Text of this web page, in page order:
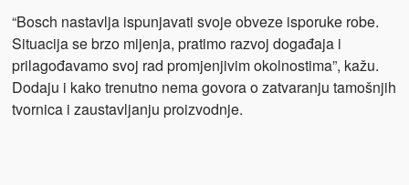
“Bosch nastavlja ispunjavati svoje obveze isporuke robe.
Situacija se brzo mijenja, pratimo razvoj događaja i
prilagođavamo svoj rad promjenjivim okolnostima”, kažu.
Dodaju i kako trenutno nema govora o zatvaranju tamošnjih
tvornica i zaustavljanju proizvodnje.